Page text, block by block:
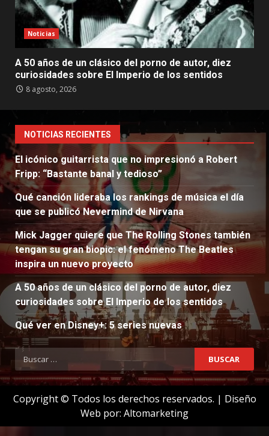
Noticias
A 50 años de un clásico del porno de autor, diez
curiosidades sobre El Imperio de los sentidos
8 agosto, 2026
NOTICIAS RECIENTES
El icónico guitarrista que no impresionó a Robert
Fripp: “Bastante banal y tedioso”
Qué canción lideraba los rankings de música el día
que se publicó Nevermind de Nirvana
Mick Jagger quiere que The Rolling Stones también
tengan su gran biopic: el fenómeno The Beatles
inspira un nuevo proyecto
A 50 años de un clásico del porno de autor, diez
curiosidades sobre El Imperio de los sentidos
Qué ver en Disney+: 5 series nuevas
Buscar:
Copyright © Todos los derechos reservados. | Diseño
Web por: Altomarketing